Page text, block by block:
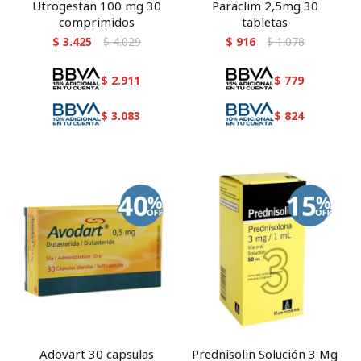
Utrogestan 100 mg 30
comprimidos
$ 3.425 $ 4.029
$ 2.911
$ 3.083
Paraclim 2,5mg 30
tabletas
$ 916 $ 1.078
$ 779
$ 824
Adovart 30 capsulas Prednisolin Solución 3 Mg